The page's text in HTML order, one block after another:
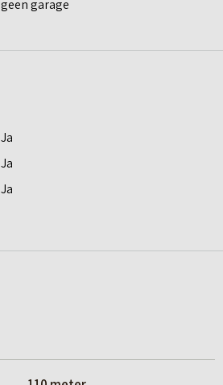
geen garage
Ja
Ja
Ja